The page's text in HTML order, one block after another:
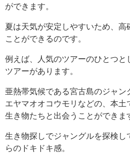
ができます。
夏は天気が安定しやすいため、高
ことができるのです。
例えば、人気のツアーのひとつと
ツアーがあります。
亜熱帯気候である宮古島のジャ
エヤマオオコウモリなどの、本土
生き物たちと出会うことができま
生き物探しでジャングルを探検
らのドキドキ感。